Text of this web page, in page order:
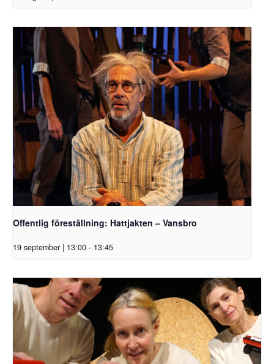
Offentlig föreställning: Hattjakten – Vansbro
19 september | 13:00 - 13:45